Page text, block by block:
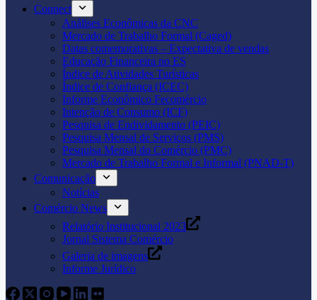
Connect
Análises Econômicas da CNC
Mercado de Trabalho Formal (Caged)
Datas comemorativas – Expectativa de vendas
Educação Financeira no ES
Índice de Atividades Turísticas
Índice de Confiança (ICEC)
Informe Econômico Fecomércio
Intenção de Consumo (ICF)
Pesquisa de Endividamento (PEIC)
Pesquisa Mensal de Serviços (PMS)
Pesquisa Mensal do Comércio (PMC)
Mercado de Trabalho Formal e Informal (PNAD-T)
Comunicação
Notícias
Comércio News
Relatório Institucional 2023
Jornal Sistema Comércio
Galeria de imagens
Informe Jurídico